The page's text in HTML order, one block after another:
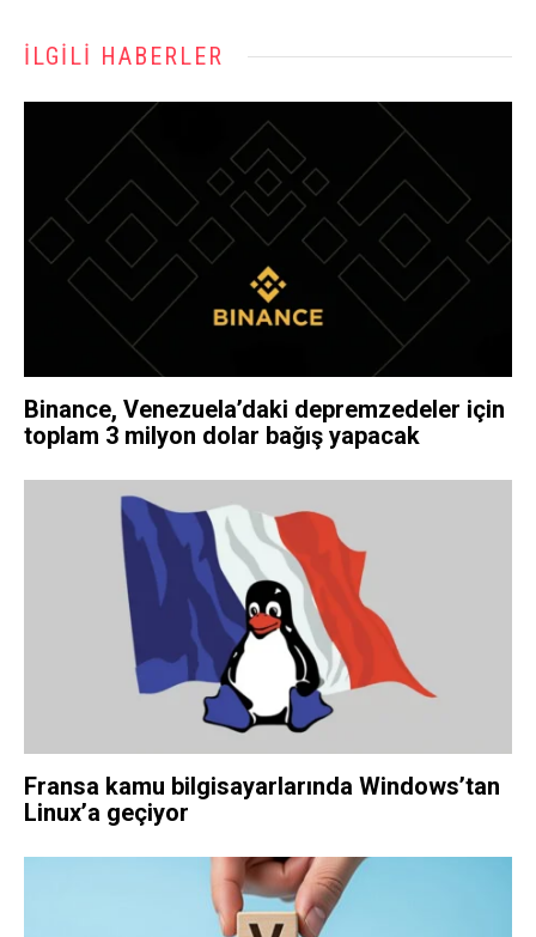
İLGILI HABERLER
Binance, Venezuela’daki depremzedeler için
toplam 3 milyon dolar bağış yapacak
Fransa kamu bilgisayarlarında Windows’tan
Linux’a geçiyor